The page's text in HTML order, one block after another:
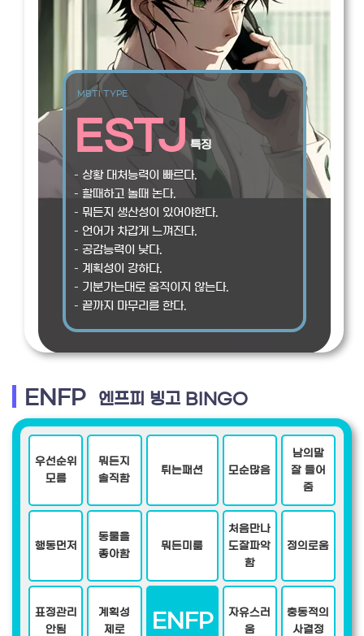
MBTI TYPE
ESTJ특징
– 상황 대처능력이 빠르다.
– 할때하고 놀때 논다.
– 뭐든지 생산성이 있어야한다.
– 언어가 차갑게 느껴진다.
– 공감능력이 낮다.
– 계획성이 강하다.
– 기분가는대로 움직이지 않는다.
– 끝까지 마무리를 한다.
ENFP 엔프피 빙고 BINGO
우선순위
모름
뭐든지
솔직함
튀는패션 모순많음
남의말
잘 들어
줌
행동먼저
동물을
좋아함
뭐든미룸
처음만나
도잘파악
함
정의로움
표정관리
안됨
계획성
제로
ENFP
자유스러
움
충동적의
사결정